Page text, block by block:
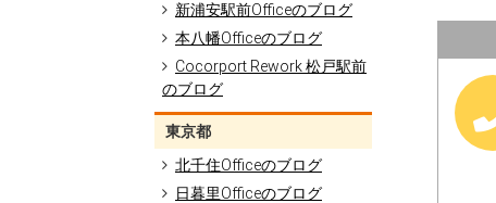
新浦安駅前Officeのブログ
本八幡Officeのブログ
Cocorport Rework 松戸駅前
のブログ
東京都
北千住Officeのブログ
日暮里Officeのブログ